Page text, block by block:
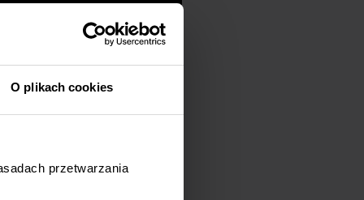
O plikach cookies
przetwarzania